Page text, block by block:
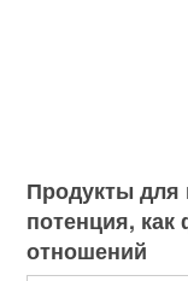
Продукты для
потенция,
отношений